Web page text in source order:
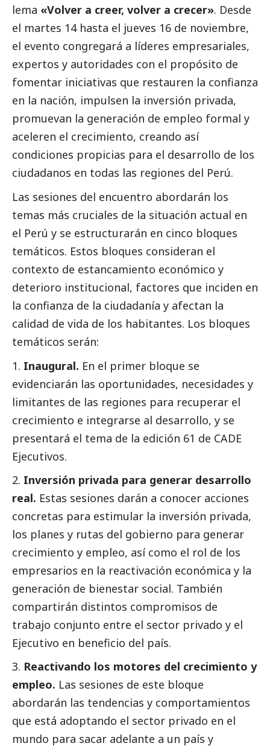
lema «Volver a creer, volver a crecer». Desde
el martes 14 hasta el jueves 16 de noviembre,
el evento congregará a líderes empresariales,
expertos y autoridades con el propósito de
fomentar iniciativas que restauren la confianza
en la nación, impulsen la inversión privada,
promuevan la generación de empleo formal y
aceleren el crecimiento, creando así
condiciones propicias para el desarrollo de los
ciudadanos en todas las regiones del Perú.
Las sesiones del encuentro abordarán los
temas más cruciales de la situación actual en
el Perú y se estructurarán en cinco bloques
temáticos. Estos bloques consideran el
contexto de estancamiento económico y
deterioro institucional, factores que inciden en
la confianza de la ciudadanía y afectan la
calidad de vida de los habitantes. Los bloques
temáticos serán:
Inaugural. En el primer bloque se
evidenciarán las oportunidades, necesidades y
limitantes de las regiones para recuperar el
crecimiento e integrarse al desarrollo, y se
presentará el tema de la edición 61 de CADE
Ejecutivos.
Inversión privada para generar desarrollo
real. Estas sesiones darán a conocer acciones
concretas para estimular la inversión privada,
los planes y rutas del gobierno para generar
crecimiento y empleo, así como el rol de los
empresarios en la reactivación económica y la
generación de bienestar social. También
compartirán distintos compromisos de
trabajo conjunto entre el sector privado y el
Ejecutivo en beneficio del país.
Reactivando los motores del crecimiento y
empleo. Las sesiones de este bloque
abordarán las tendencias y comportamientos
que está adoptando el sector privado en el
mundo para sacar adelante a un país y